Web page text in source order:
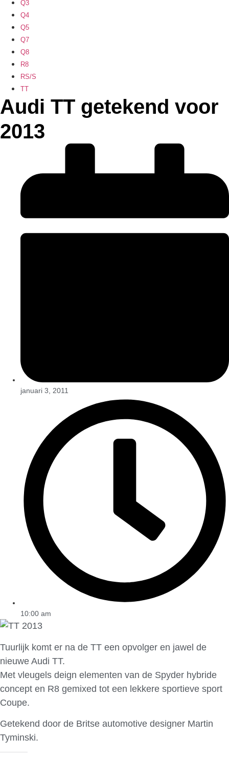
Q3
Q4
Q5
Q7
Q8
R8
RS/S
TT
Audi TT getekend voor
2013
januari 3, 2011
10:00 am
Tuurlijk komt er na de TT een opvolger en jawel de
nieuwe Audi TT.
Met vleugels deign elementen van de Spyder hybride
concept en R8 gemixed tot een lekkere sportieve sport
Coupe.
Getekend door de Britse automotive designer Martin
Tyminski.